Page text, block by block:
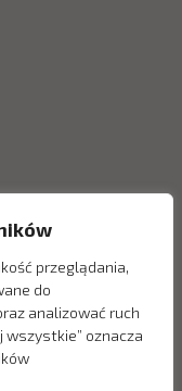
przeglądania,
do
analizować ruch
wszystkie” oznacza